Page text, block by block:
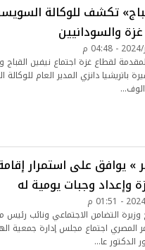
تكشف للوكالة
والسودانيين
لقطاع غزة اجتماع نيفين القباج
باتريشيا دانزي المدير العام للوكالة
» يوافق على استمرار
وإعداد وجبات يومية له
وزيرة التضامن الاجتماعي ونائب رئيس
المصري اجتماع مجلس إدارة جمعية
الدكتور عا…